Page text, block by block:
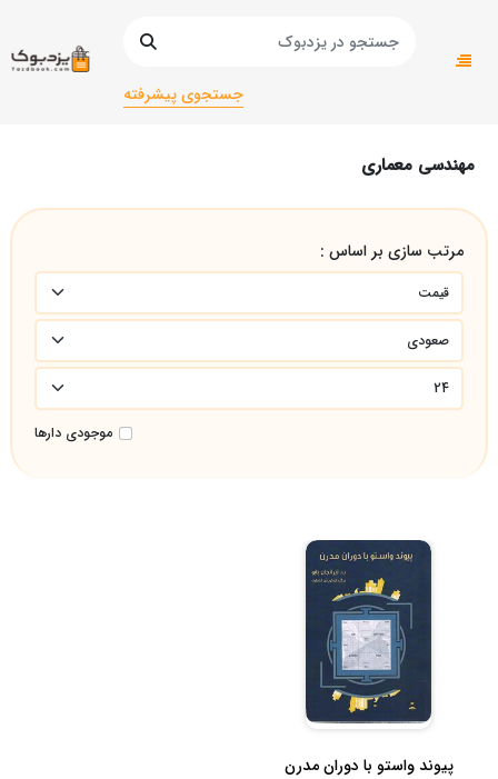
جستجوی پیشرفته
صفحه اصلی
مهندسی معماری
مرتب سازی بر اساس :
موجودی دارها
پیوند واستو با دوران مدرن